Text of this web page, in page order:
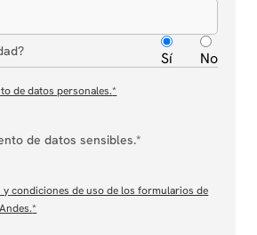
Sí No
de datos personales.*
de datos sensibles.*
condiciones de uso de los formularios de
*